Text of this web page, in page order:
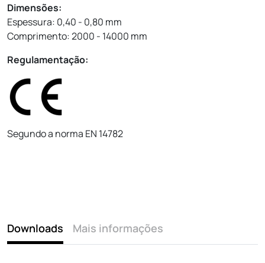
Dimensões:
Espessura: 0,40 - 0,80 mm
Comprimento: 2000 - 14000 mm
Regulamentação:
Segundo a norma EN 14782
Downloads Mais informações